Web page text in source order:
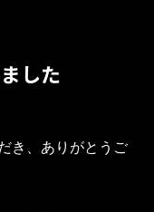
した
き、ありがとうご